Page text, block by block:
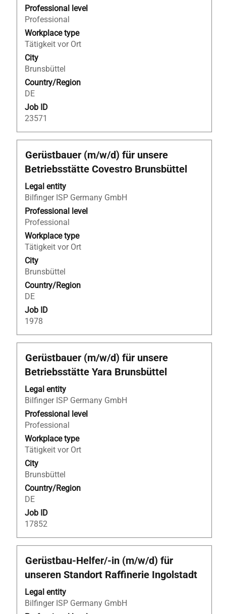
Professional level
Professional
Workplace type
Tätigkeit vor Ort
City
Brunsbüttel
Country/Region
DE
Job ID
23571
view
the
full
contents
of
the
job
information.
Title
Gerüstbauer (m/w/d) für unsere
Betriebsstätte Covestro Brunsbüttel
Legal entity
Bilfinger ISP Germany GmbH
Professional level
Professional
Workplace type
Tätigkeit vor Ort
City
Brunsbüttel
Country/Region
DE
Job ID
1978
Select
with
space
bar
to
view
the
full
contents
of
the
job
information.
Title
Gerüstbauer (m/w/d) für unsere
Betriebsstätte Yara Brunsbüttel
Legal entity
Bilfinger ISP Germany GmbH
Professional level
Professional
Workplace type
Tätigkeit vor Ort
City
Brunsbüttel
Country/Region
DE
Job ID
17852
Select
with
space
bar
to
view
the
full
contents
of
the
job
information.
Title
Gerüstbau-Helfer/-in (m/w/d) für
unseren Standort Raffinerie Ingolstadt
Legal entity
Bilfinger ISP Germany GmbH
Select
space
bar
to